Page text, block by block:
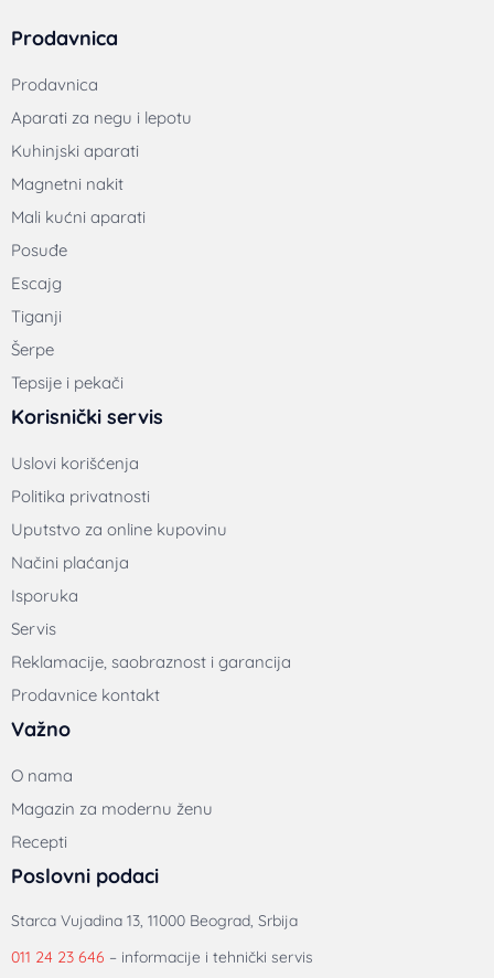
Prodavnica
Prodavnica
Aparati za negu i lepotu
Kuhinjski aparati
Magnetni nakit
Mali kućni aparati
Posuđe
Escajg
Tiganji
Šerpe
Tepsije i pekači
Korisnički servis
Uslovi korišćenja
Politika privatnosti
Uputstvo za online kupovinu
Načini plaćanja
Isporuka
Servis
Reklamacije, saobraznost i garancija
Prodavnice kontakt
Važno
O nama
Magazin za modernu ženu
Recepti
Poslovni podaci
Starca Vujadina 13, 11000 Beograd, Srbija
011 24 23 646 – informacije i tehnički servis